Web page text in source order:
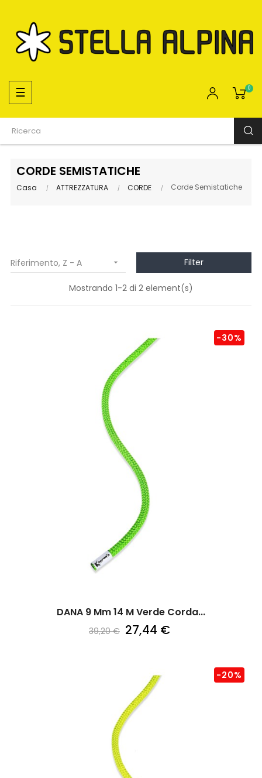
navigazione
Toggle
☰ 0
CORDE SEMISTATICHE
Casa ATTREZZATURA CORDE Corde Semistatiche
Riferimento, Z - A  Filter
Mostrando 1-2 di 2 element(s)
DANA 9 Mm 14 M Verde Corda...
39,20 €
-30%
27,44 €
-20%